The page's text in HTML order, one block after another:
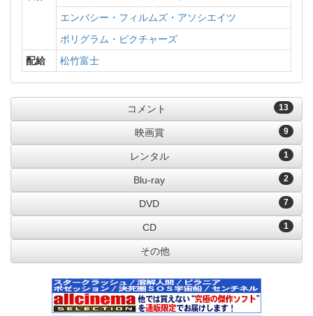
エンバシー・フィルムズ・アソシエイツ
ポリグラム・ピクチャーズ
配給
松竹富士
13
コメント
9
映画賞
1
レンタル
2
Blu-ray
7
DVD
1
CD
その他